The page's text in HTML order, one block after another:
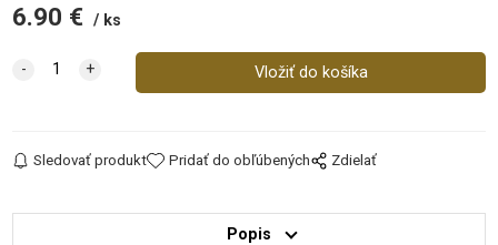
6.90 € ks
Sledovať produkt Pridať do obľúbených Zdielať
Popis